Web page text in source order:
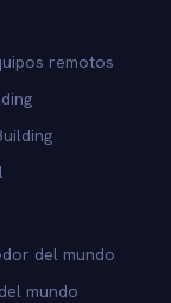
remotos
del mundo
mundo